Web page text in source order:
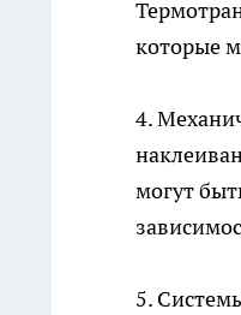
которые
4.
могут
5.